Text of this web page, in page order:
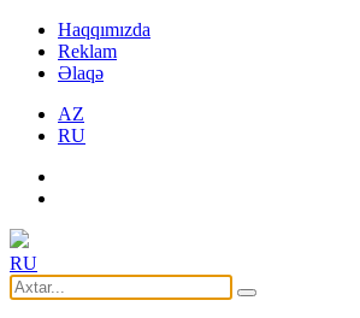
Haqqımızda
Reklam
Əlaqə
AZ
RU
RU